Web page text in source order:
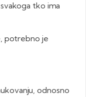
tko ima
potrebno je
odnosno